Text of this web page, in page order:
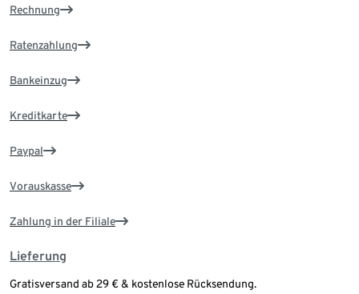
Rechnung
Ratenzahlung
Bankeinzug
Kreditkarte
Paypal
Vorauskasse
Zahlung in der Filiale
Lieferung
Gratisversand ab 29 € & kostenlose Rücksendung.